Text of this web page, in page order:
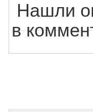
Нашли
в